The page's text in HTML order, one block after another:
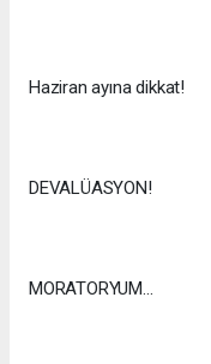
Haziran ayına dikkat!
DEVALÜASYON!
MORATORYUM...